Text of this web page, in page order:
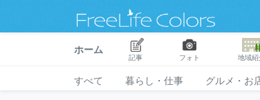
ホーム
記事 フォト 地域紹
すべて 暮らし・仕事 グルメ・お